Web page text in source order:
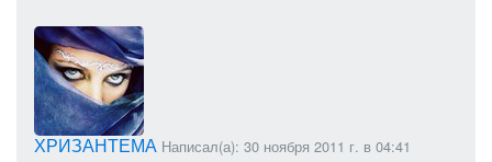
ХРИЗАНТЕМА Написал(а): 30 ноября 2011 г. в 04:41